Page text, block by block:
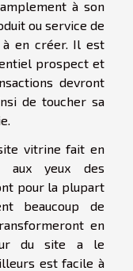
à son
ou service de
à en créer. Il est
prospect et
devront
de toucher sa
vitrine fait en
aux yeux des
pour la plupart
beaucoup de
en
du site a le
est facile à